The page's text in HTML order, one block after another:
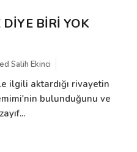
BİRİ YOK
Salih Ekinci
ilgili aktardığı rivayetin
bulunduğunu ve